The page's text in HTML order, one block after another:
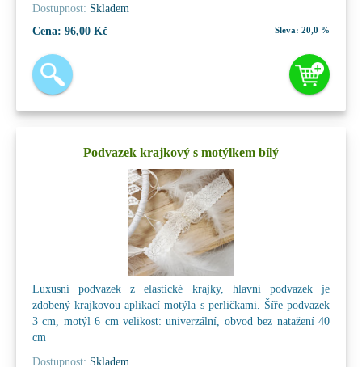
Dostupnost: Skladem
Cena: 96,00 Kč Sleva: 20,0 %
Podvazek krajkový s motýlkem bílý
Luxusní podvazek z elastické krajky, hlavní podvazek je
zdobený krajkovou aplikací motýla s perličkami. Šíře podvazek
3 cm, motýl 6 cm velikost: univerzální, obvod bez natažení 40
cm
Dostupnost: Skladem